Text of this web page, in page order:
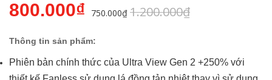
800.000₫ 750.000₫ 1.200.000₫
Thông tin sản phẩm:
Phiên bản chính thức của Ultra View Gen 2 +250% với